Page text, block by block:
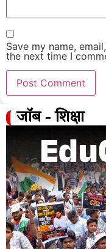
Save my name,
the next time I
जॉब - शिक्षा